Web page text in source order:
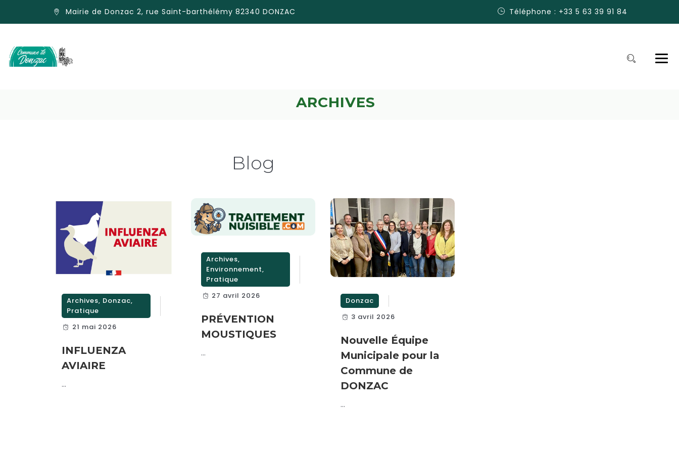
Mairie de Donzac 2, rue Saint-barthélémy 82340 DONZAC Téléphone : +33 5 63 39 91 84
ARCHIVES
Blog
Archives, Donzac,
Pratique
21 mai 2026
INFLUENZA
AVIAIRE
...
Archives,
Environnement,
Pratique
27 avril 2026
PRÉVENTION
MOUSTIQUES
...
Donzac
3 avril 2026
Nouvelle Équipe
Municipale pour la
Commune de
DONZAC
...